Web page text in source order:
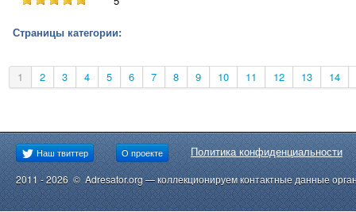
Страницы категории:
1 2 3 4 5 6 7 8 9 10 11 12 13 14
Наш твиттер О проекте Политика конфиденциальности
2011 - 2026 © Adresator.org — коллекционируем контактные данные